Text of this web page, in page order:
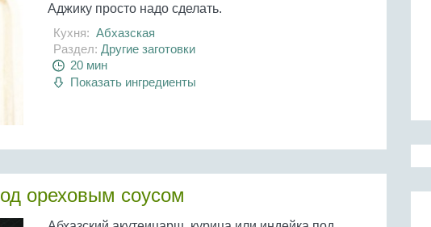
Аджику просто надо сделать.
Кухня: Абхазская
Раздел: Другие заготовки
20 мин
Показать ингредиенты
ореховым соусом